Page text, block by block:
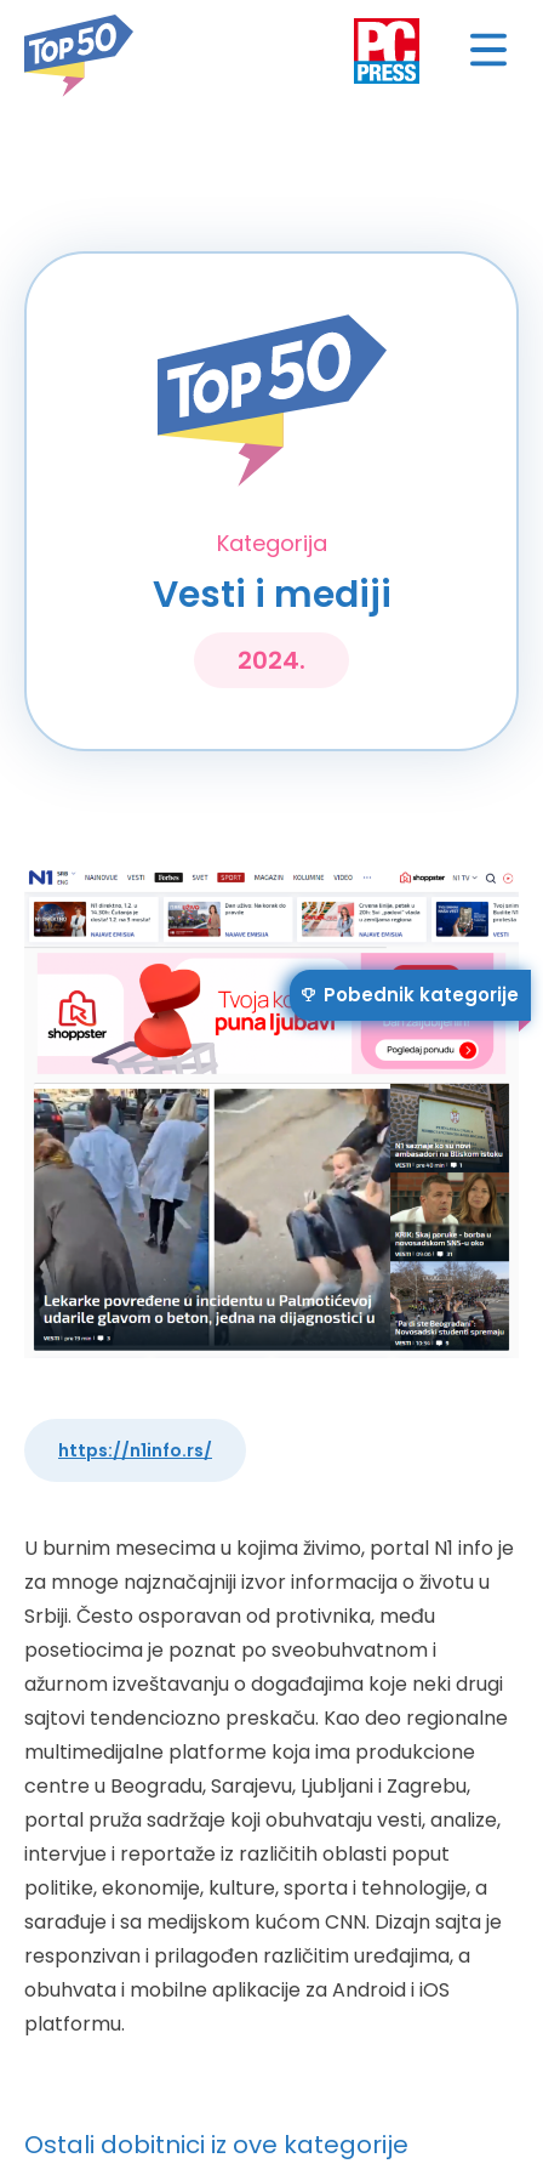
< NAZAD
Kategorija
Vesti i mediji
2024.
Pobednik kategorije
https://n1info.rs/
U burnim mesecima u kojima živimo, portal N1 info je
za mnoge najznačajniji izvor informacija o životu u
Srbiji. Često osporavan od protivnika, među
posetiocima je poznat po sveobuhvatnom i
ažurnom izveštavanju o događajima koje neki drugi
sajtovi tendenciozno preskaču. Kao deo regionalne
multimedijalne platforme koja ima produkcione
centre u Beogradu, Sarajevu, Ljubljani i Zagrebu,
portal pruža sadržaje koji obuhvataju vesti, analize,
intervjue i reportaže iz različitih oblasti poput
politike, ekonomije, kulture, sporta i tehnologije, a
sarađuje i sa medijskom kućom CNN. Dizajn sajta je
responzivan i prilagođen različitim uređajima, a
obuhvata i mobilne aplikacije za Android i iOS
platformu.
Ostali dobitnici iz ove kategorije